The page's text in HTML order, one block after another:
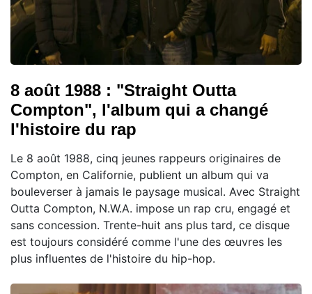
8 août 1988 : "Straight Outta
Compton", l'album qui a changé
l'histoire du rap
Le 8 août 1988, cinq jeunes rappeurs originaires de
Compton, en Californie, publient un album qui va
bouleverser à jamais le paysage musical. Avec Straight
Outta Compton, N.W.A. impose un rap cru, engagé et
sans concession. Trente-huit ans plus tard, ce disque
est toujours considéré comme l'une des œuvres les
plus influentes de l'histoire du hip-hop.